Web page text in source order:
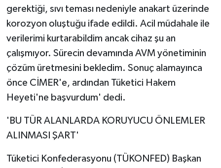
gerektiği, sıvı teması nedeniyle anakart üzerinde
korozyon oluştuğu ifade edildi. Acil müdahale ile
verilerimi kurtarabildim ancak cihaz şu an
çalışmıyor. Sürecin devamında AVM yönetiminin
çözüm üretmesini bekledim. Sonuç alamayınca
önce CİMER'e, ardından Tüketici Hakem
Heyeti'ne başvurdum' dedi.
'BU TÜR ALANLARDA KORUYUCU ÖNLEMLER
ALINMASI ŞART'
Tüketici Konfederasyonu (TÜKONFED) Başkan